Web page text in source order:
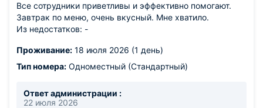
Все сотрудники приветливы и эффективно помогают.
Завтрак по меню, очень вкусный. Мне хватило.
Из недостатков: -
Проживание: 18 июля 2026 (1 день)
Тип номера: Одноместный (Стандартный)
Ответ администрации :
22 июля 2026